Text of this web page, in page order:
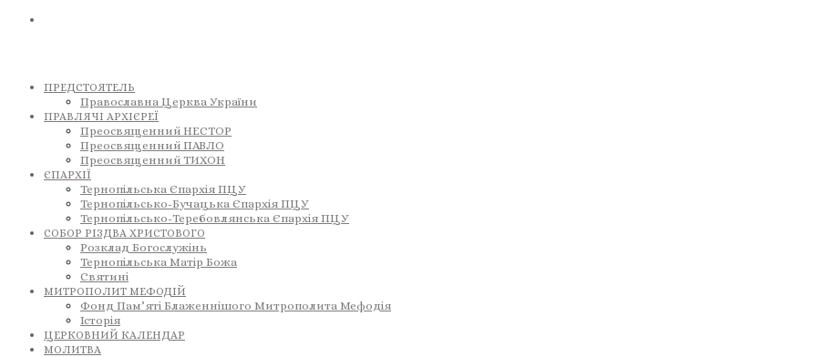
ПРЕДСТОЯТЕЛЬ
Православна Церква України
ПРАВЛЯЧІ АРХІЄРЕЇ
Преосвященний НЕСТОР
Преосвященний ПАВЛО
Преосвященний ТИХОН
ЄПАРХІЇ
Тернопільська Єпархія ПЦУ
Тернопільсько-Бучацька Єпархія ПЦУ
Тернопільсько-Теребовлянська Єпархія ПЦУ
СОБОР РІЗДВА ХРИСТОВОГО
Розклад Богослужінь
Тернопільська Матір Божа
Святині
МИТРОПОЛИТ МЕФОДІЙ
Фонд Пам’яті Блаженнішого Митрополита Мефодія
Історія
ЦЕРКОВНИЙ КАЛЕНДАР
МОЛИТВА